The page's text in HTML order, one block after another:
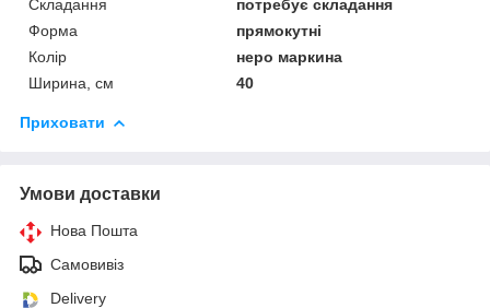
Складання
потребує складання
Форма
прямокутні
Колір
неро маркина
Ширина, см
40
Приховати
Умови доставки
Нова Пошта
Самовивіз
Delivery